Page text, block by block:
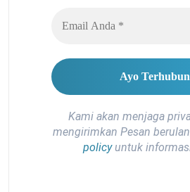
Kami akan menjaga
mengirimkan Pesan
policyuntuk